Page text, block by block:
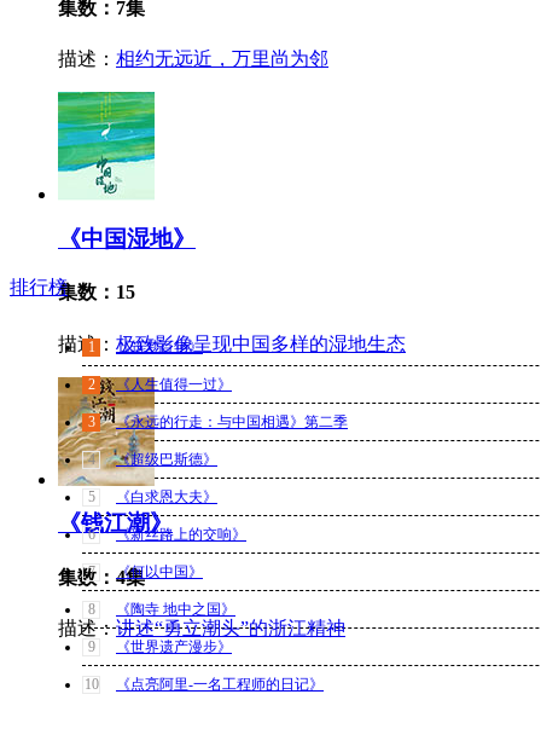
集数：7集
描述： 相约无远近，万里尚为邻
《中国湿地》
集数：15
描述： 极致影像呈现中国多样的湿地生态
《钱江潮》
集数：4集
描述：讲述“勇立潮头”的浙江精神
排行榜
1 《筑梦百年》
2 《人生值得一过》
3 《永远的行走：与中国相遇》第二季
4 《超级巴斯德》
5 《白求恩大夫》
6 《新丝路上的交响》
7 《何以中国》
8 《陶寺 地中之国》
9 《世界遗产漫步》
10 《点亮阿里-一名工程师的日记》